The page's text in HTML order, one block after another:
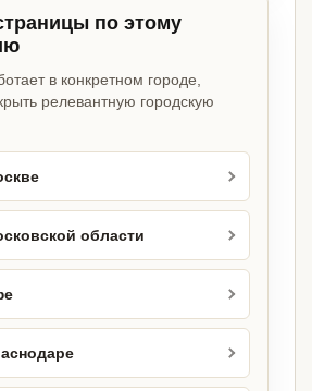
по этому
в конкретном городе,
релевантную городскую
области